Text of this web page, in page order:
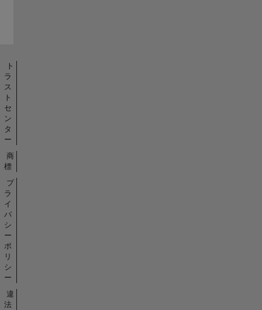
ト
ラ
ス
ト
セ
ン
タ
ー
商
標
プ
ラ
イ
バ
シ
ー
ポ
リ
シ
ー
違
法